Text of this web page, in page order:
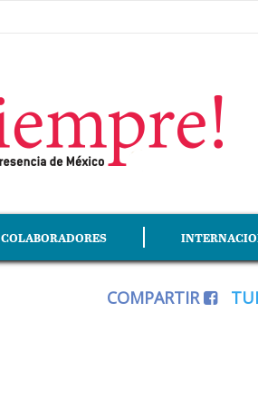
COLABORADORES
COMPARTIR